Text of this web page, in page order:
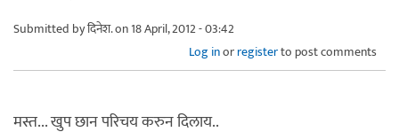
Submitted byदिनेश.on 18 April, 2012 - 03:42
Log inorregisterto post comments
मस्त... खुप छान परिचय करुन दिलाय..